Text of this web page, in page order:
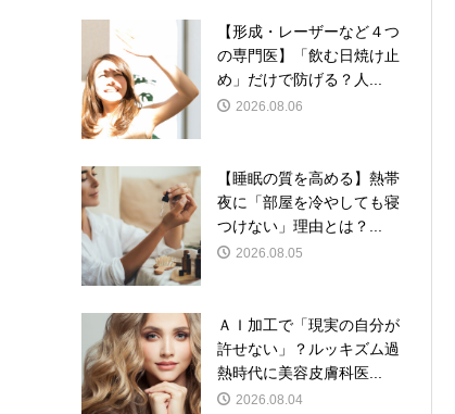
【形成・レーザーなど４つ
の専門医】「飲む日焼け止
め」だけで防げる？人...
2026.08.06
【睡眠の質を高める】熱帯
夜に「部屋を冷やしても寝
つけない」理由とは？...
2026.08.05
ＡＩ加工で「現実の自分が
許せない」？ルッキズム過
熱時代に美容皮膚科医...
2026.08.04